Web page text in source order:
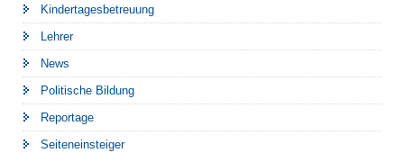
Kindertagesbetreuung
Lehrer
News
Politische Bildung
Reportage
Seiteneinsteiger